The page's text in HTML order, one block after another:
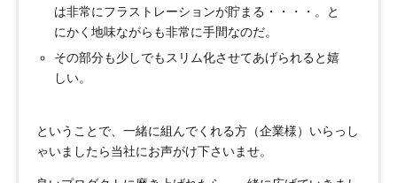
は非常にフラストレーションが貯まる・・・・。と
にかく地味ながらも非常に手間なのだ。
その部分も少しでもスリム化させてあげられると嬉
しい。
ということで、一緒に組んでくれる方（企業様）いらっし
ゃいましたら当社にお声がけ下さいませ。